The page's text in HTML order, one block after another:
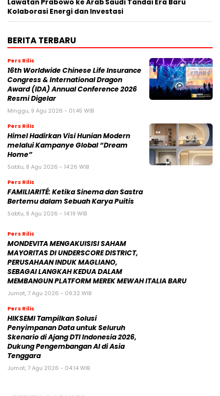
Lawatan Prabowo ke Arab Saudi Tandai Era Baru
Kolaborasi Energi dan Investasi
BERITA TERBARU
Pers Rilis
16th Worldwide Chinese Life Insurance
Congress & International Dragon
Award (IDA) Annual Conference 2026
Resmi Digelar
Minggu, 9 Agu 2026 - 01:45 WIB
Pers Rilis
Himel Hadirkan Visi Hunian Modern
melalui Kampanye Global “Dream
Home”
Sabtu, 8 Agu 2026 - 14:26 WIB
Pers Rilis
FAMILIARITÉ: Ketika Sinema dan Sastra
Bertemu dalam Sebuah Karya Puitis
Sabtu, 8 Agu 2026 - 14:19 WIB
Pers Rilis
MONDEVITA MENGAKUISISI SAHAM
MAYORITAS DI UNDERSCORE DISTRICT,
PERUSAHAAN INDUK MAGLIANO,
SEBAGAI LANGKAH KEDUA DALAM
MEMBANGUN PLATFORM MEREK MEWAH ITALIA BARU
Jumat, 7 Agu 2026 - 09:32 WIB
Pers Rilis
HIKSEMI Tampilkan Solusi
Penyimpanan Data untuk Seluruh
Skenario di Ajang DTI Indonesia 2026,
Dukung Pengembangan AI di Asia
Tenggara
Jumat, 7 Agu 2026 - 04:14 WIB